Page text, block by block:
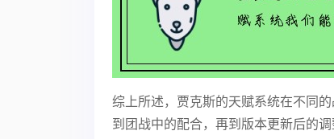
综上所述，贾克斯的天赋系统在不同
到团战中的配合，再到版本更新后的